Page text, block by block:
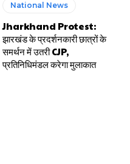
National News
Jharkhand Protest:
झारखंड के प्रदर्शनकारी छात्रों के
समर्थन में उतरी CJP,
प्रतिनिधिमंडल करेगा मुलाकात